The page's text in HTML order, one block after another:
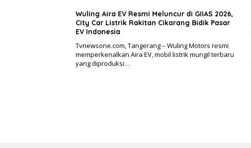
Wuling Aira EV Resmi Meluncur di GIIAS 2026,
City Car Listrik Rakitan Cikarang Bidik Pasar
EV Indonesia
Tvnewsone.com, Tangerang – Wuling Motors resmi
memperkenalkan Aira EV, mobil listrik mungil terbaru
yang diproduksi…